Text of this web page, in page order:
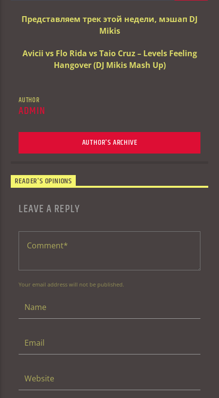
Представляем трек этой недели, мэшап DJ
Mikis
Avicii vs Flo Rida vs Taio Cruz – Levels Feeling
Hangover (DJ Mikis Mash Up)
AUTHOR
ADMIN
AUTHOR'S ARCHIVE
READER'S OPINIONS
LEAVE A REPLY
Your email address will not be published.